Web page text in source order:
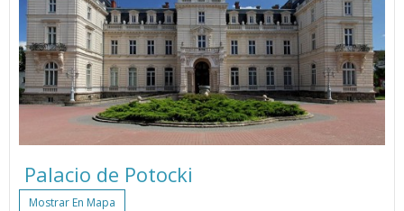
Palacio de Potocki
Mostrar En Mapa